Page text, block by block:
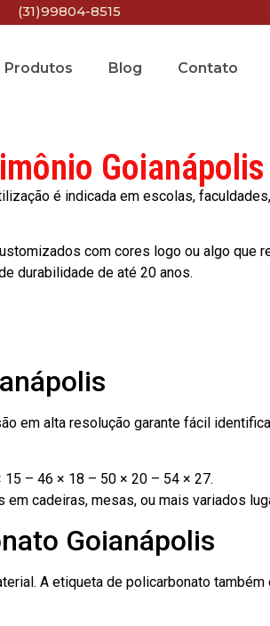
(31)99804-8515
Produtos Blog Contato
Goianápolis
é indicada em escolas,
com cores logo ou algo que
durabilidade de até 20 anos.
em alta resolução garante fácil
– 46 × 18 – 50 × 20 – 54 × 27.
cadeiras, mesas, ou mais variados
Goianápolis
A etiqueta de policarbonato